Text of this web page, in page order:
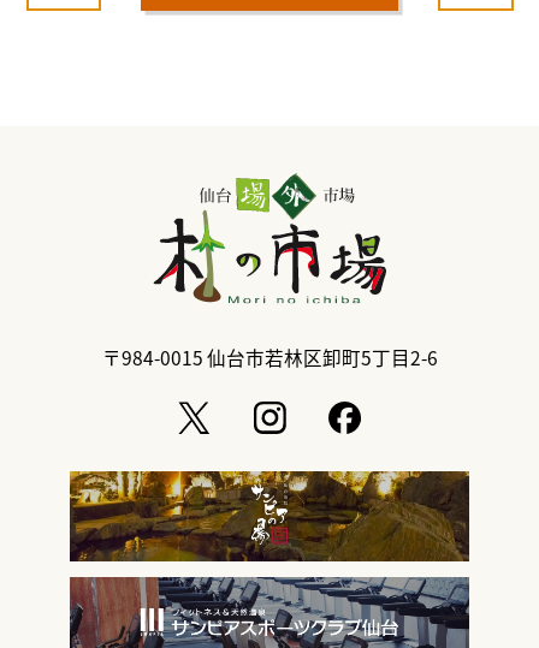
〒984-0015仙台市若林区卸町5丁目2-6